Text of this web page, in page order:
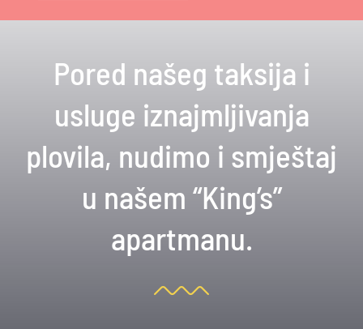
Pored našeg taksija i
usluge iznajmljivanja
plovila, nudimo i smještaj
u našem “King’s”
apartmanu.